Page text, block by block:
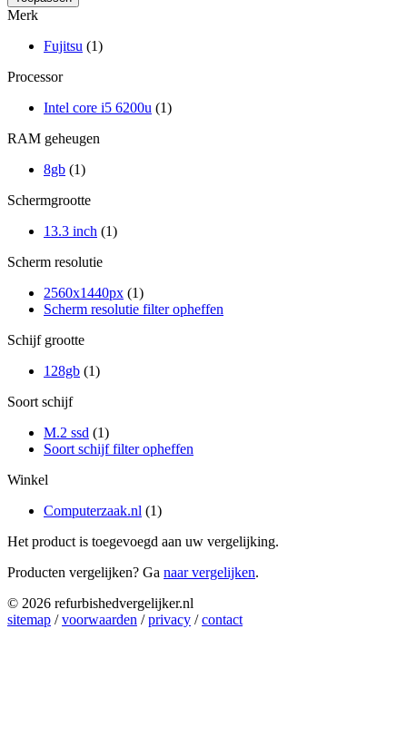
Merk
Fujitsu (1)
Processor
Intel core i5 6200u (1)
RAM geheugen
8gb (1)
Schermgrootte
13.3 inch (1)
Scherm resolutie
2560x1440px (1)
Scherm resolutie filter opheffen
Schijf grootte
128gb (1)
Soort schijf
M.2 ssd (1)
Soort schijf filter opheffen
Winkel
Computerzaak.nl (1)
Het product is toegevoegd aan uw vergelijking.
Producten vergelijken? Ga naar vergelijken.
© 2026 refurbishedvergelijker.nl
sitemap /voorwaarden /privacy /contact